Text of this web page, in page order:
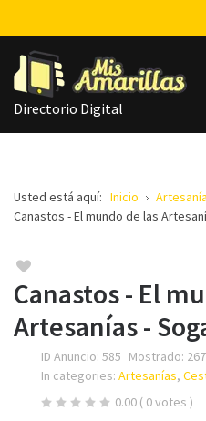
Directorio Digital
Usted está aquí: Inicio
Canastos - El mundo de las
Canastos - El
Artesanías -
ID Anuncio: 585 Mostrado:
In categories: Artesanías,
0.00 ( 0 votes )